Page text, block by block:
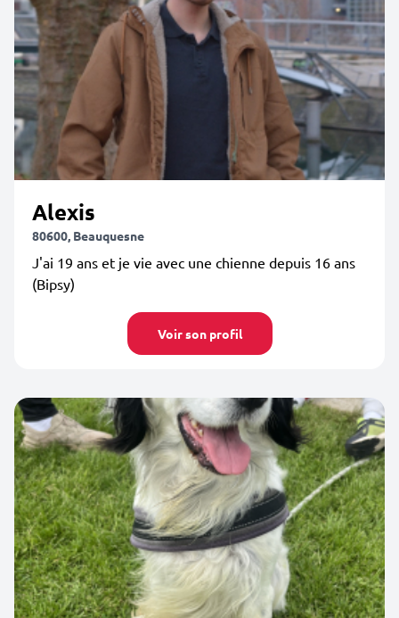
Alexis
80600, Beauquesne
J'ai 19 ans et je vie avec une chienne depuis 16 ans
(Bipsy)
Voir son profil